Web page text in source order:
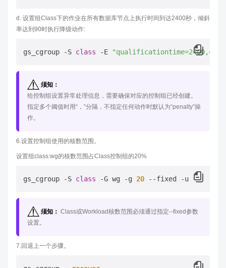
d. 设置组Class下的作业在所有数据库节点上执行时间到达2400秒，倾斜
率达到90时执行降级动作:
gs_cgroup -S class -E
须知：
给控制组设置异常处理信息，需要确保对应的控制组已经创建。
指定多个阈值时用“，”分隔，不指定任何动作时默认为“penalty”操
作。
6.设置控制组使用的核数范围。
设置组class:wg的核数范围占Class控制组的20%
gs_cgroup -S class -G wg -g 20
须知： Class或Workload核数范围必须通过指定--fixed参数
设置。
7.回退上一个步骤。